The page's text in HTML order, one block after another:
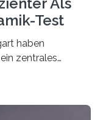
Test
haben
zentrales
physikalische